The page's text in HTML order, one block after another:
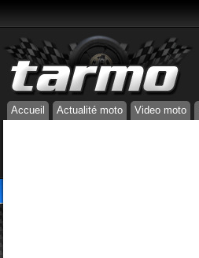
Accueil Actualité moto Video moto